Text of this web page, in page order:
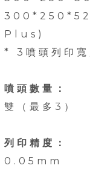
Plus)
* 3噴頭列印
噴頭數量：
雙（最多3）
列印精度：
0.05mm